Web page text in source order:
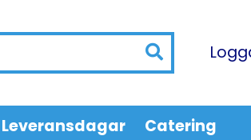
Leveransdagar Catering